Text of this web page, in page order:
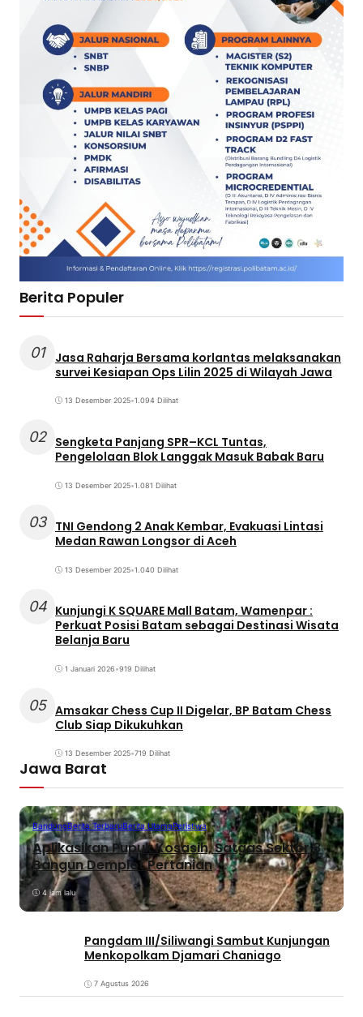
Berita Populer
01
Jasa Raharja Bersama korlantas melaksanakan
survei Kesiapan Ops Lilin 2025 di Wilayah Jawa
13 Desember 2025•1.094 Dilihat
02 Sengketa Panjang SPR–KCL Tuntas,
Pengelolaan Blok Langgak Masuk Babak Baru
13 Desember 2025•1.081 Dilihat
03 TNI Gendong 2 Anak Kembar, Evakuasi Lintasi
Medan Rawan Longsor di Aceh
13 Desember 2025•1.040 Dilihat
04 Kunjungi K SQUARE Mall Batam, Wamenpar :
Perkuat Posisi Batam sebagai Destinasi Wisata
Belanja Baru
1 Januari 2026•919 Dilihat
05 Amsakar Chess Cup II Digelar, BP Batam Chess
Club Siap Dikukuhkan
13 Desember 2025•719 Dilihat
Jawa Barat
BandungBerita TerbaruBerita UtamaPeristiwa
Aplikasikan Pupuk Kosasih, Satgas Sektor 8
Bangun Demplot Pertanian
4 jam lalu
Pangdam III/Siliwangi Sambut Kunjungan
Menkopolkam Djamari Chaniago
7 Agustus 2026